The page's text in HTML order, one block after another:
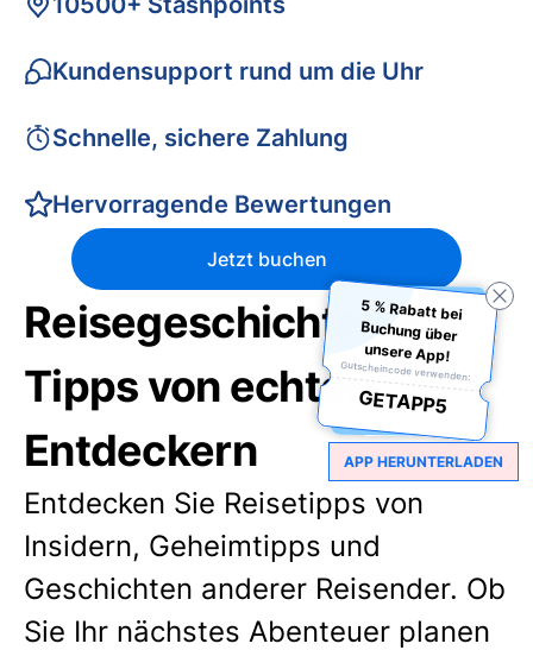
Kundensupport rund um die Uhr
Schnelle, sichere Zahlung
Hervorragende Bewertungen
Jetzt buchen
Reisegeschichten &
Tipps von echten
Entdeckern
Entdecken Sie Reisetipps von
Insidern, Geheimtipps und
Geschichten anderer Reisender. Ob
Sie Ihr nächstes Abenteuer planen
5 % Rabatt bei
Buchung über
unsere App!
Gutscheincode verwenden:
GETAPP5
APP HERUNTERLADEN